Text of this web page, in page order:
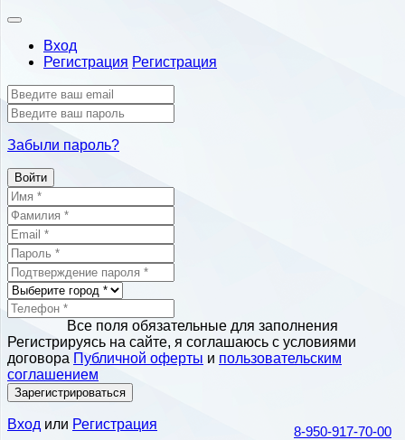
Вход
Регистрация Регистрация
Забыли пароль?
Войти
Все поля обязательные для заполнения
Регистрируясь на сайте, я соглашаюсь с условиями
договора Публичной оферты и пользовательским
соглашением
Зарегистрироваться
8-950-917-70-00
Вход или Регистрация